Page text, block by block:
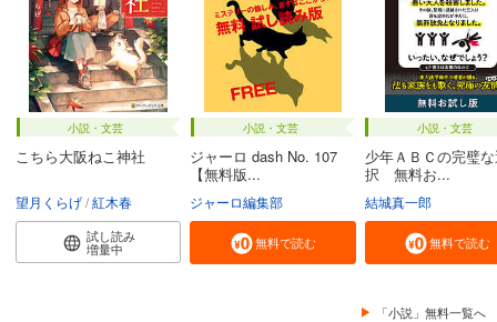
小説・文芸
こちら大阪ねこ神社
望月くらげ 紅木春
試し読み
増量中
小説・文芸
ジャーロ dash No. 107
【無料版...
ジャーロ編集部
無料で読む
小説・文芸
少年ＡＢＣの完璧
択 無料お...
結城真一郎
無料で読む
「小説」無料一覧へ